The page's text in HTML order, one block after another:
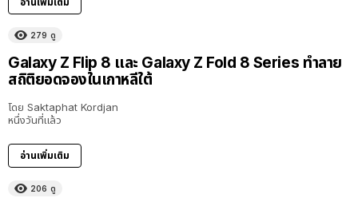
279 ดู
Galaxy Z Flip 8 และ Galaxy Z Fold 8 Series ทำลาย
สถิติยอดจองในเกาหลีใต้
โดย Saktaphat Kordjan
หนึ่งวันที่แล้ว
อ่านเพิ่มเติม
206 ดู